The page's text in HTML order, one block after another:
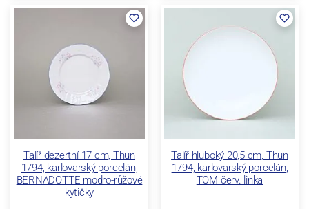
Talíř dezertní 17 cm, Thun
1794, karlovarský porcelán,
BERNADOTTE modro-růžové
kytičky
Talíř hluboký 20,5 cm, Thun
1794, karlovarský porcelán,
TOM červ. linka